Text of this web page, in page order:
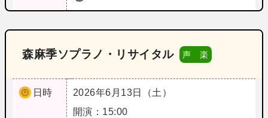
森麻季ソプラノ・リサイタル 声 楽
日時
2026年6月13日（土）
開演：15:00